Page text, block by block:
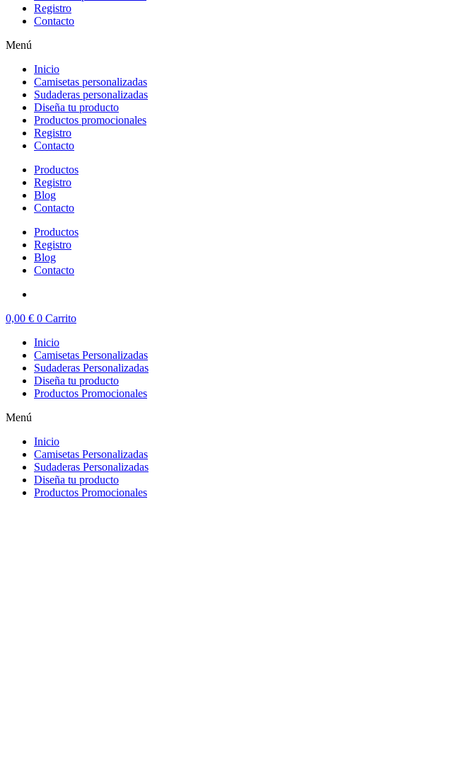
Registro
Contacto
Menú
Inicio
Camisetas personalizadas
Sudaderas personalizadas
Diseña tu producto
Productos promocionales
Registro
Contacto
Productos
Registro
Blog
Contacto
Productos
Registro
Blog
Contacto
0,00 € 0 Carrito
Inicio
Camisetas Personalizadas
Sudaderas Personalizadas
Diseña tu producto
Productos Promocionales
Menú
Inicio
Camisetas Personalizadas
Sudaderas Personalizadas
Diseña tu producto
Productos Promocionales